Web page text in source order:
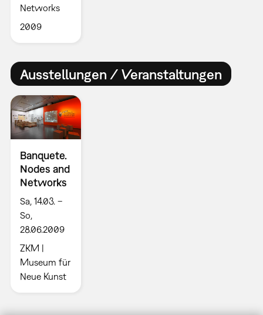
Networks
2009
Ausstellungen / Veranstaltungen
Banquete.
Nodes and
Networks
Sa, 14.03. –
So,
28.06.2009
ZKM |
Museum für
Neue Kunst